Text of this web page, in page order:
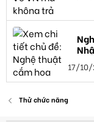
17/
Thử chức năng